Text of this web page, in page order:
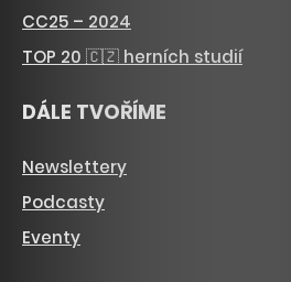
CC25 – 2024
TOP 20 🇨🇿 herních studií
DÁLE TVOŘÍME
Newslettery
Podcasty
Eventy